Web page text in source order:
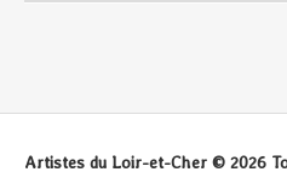
Artistes du Loir-et-Cher © 2026